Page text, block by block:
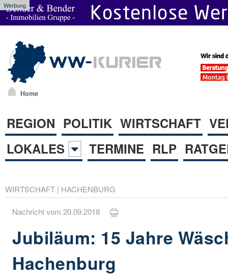
Werbung
Home
REGION POLITIK WIRTSCHAFT
LOKALES
TERMINE RLP
WIRTSCHAFT | HACHENBURG
Nachricht vom 20.09.2018
Jubiläum: 15 Jahre
Hachenburg